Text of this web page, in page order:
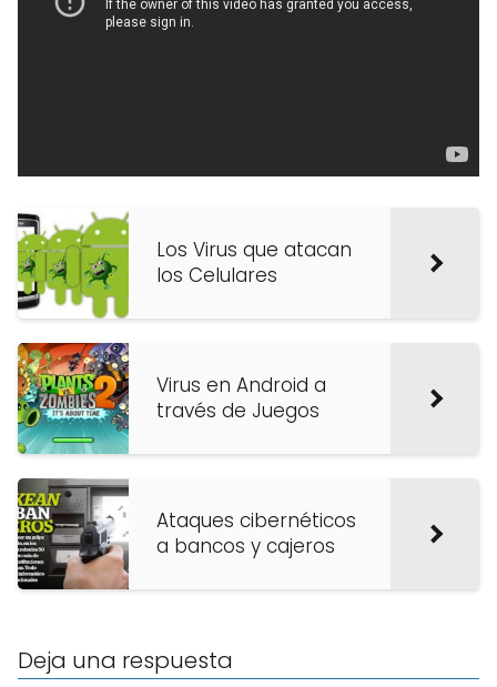
Los Virus que atacan
los Celulares
Virus en Android a
través de Juegos
Ataques cibernéticos
a bancos y cajeros
Deja una respuesta